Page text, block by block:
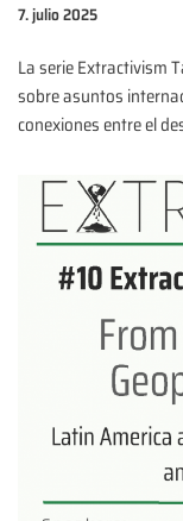
7. julio 2025
La serie Extractivism
sobre asuntos
conexiones entre el